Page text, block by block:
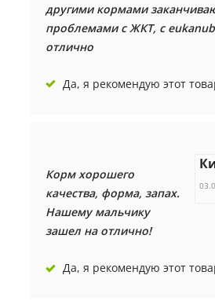
другими кормами
проблемами с ЖКТ, с
отлично
Да, я рекомендую этот
Корм хорошего
качества, форма, запах.
Нашему мальчику
зашел на отлично!
Да, я рекомендую этот